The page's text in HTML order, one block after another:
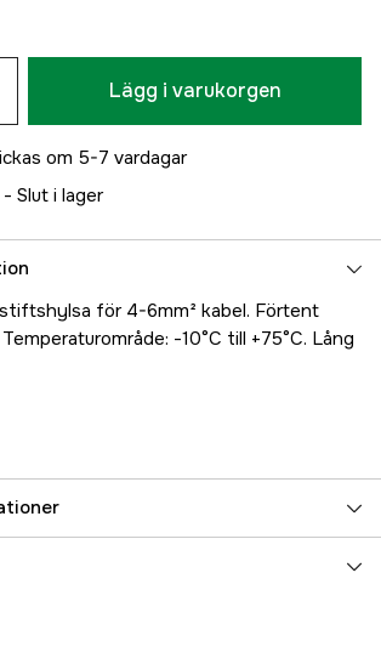
Lägg i varukorgen
om 5-7 vardagar
- Slut i lager
för 4-6mm² kabel. Förtent
-10°C till +75°C. Lång
5000018374